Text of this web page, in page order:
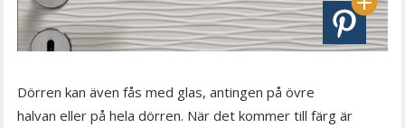
Dörren kan även fås med glas, antingen på övre
halvan eller på hela dörren. När det kommer till färg är